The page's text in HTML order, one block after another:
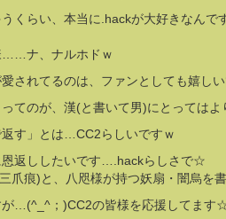
くらい、本当に.hackが大好きなんで
……ナ、ナルホドｗ
されてるのは、ファンとしても嬉し
てのが、漢(と書いて男)にとってはよ
返す」とは…CC2らしいですｗ
恩返ししたいです….hackらしさで☆
爪痕)と、八咫様が持つ妖扇・闇烏を
が…(^_^；)CC2の皆様を応援してます